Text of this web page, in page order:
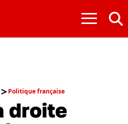
≡
Politique française
droite